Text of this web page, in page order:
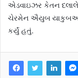
એડવાઇઝર કેતન દલાલે
ચેરમેન ઐયુબ
કર્યું હતું.